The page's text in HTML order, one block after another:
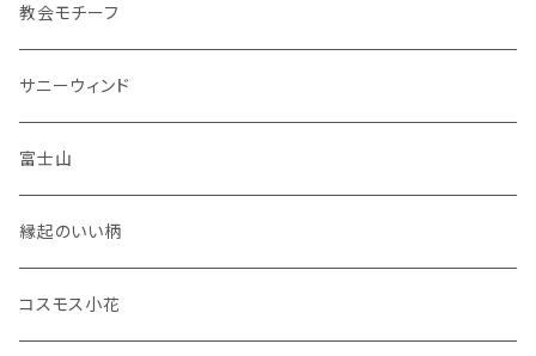
花瓶
セット品
教会モチーフ
サニーウィンド
富士山
縁起のいい柄
コスモス小花